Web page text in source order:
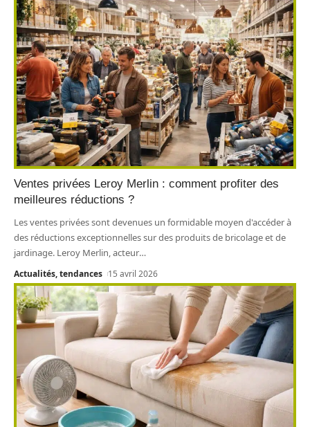
Ventes privées Leroy Merlin : comment profiter des
meilleures réductions ?
Les ventes privées sont devenues un formidable moyen d'accéder à
des réductions exceptionnelles sur des produits de bricolage et de
jardinage. Leroy Merlin, acteur…
Actualités, tendances 15 avril 2026